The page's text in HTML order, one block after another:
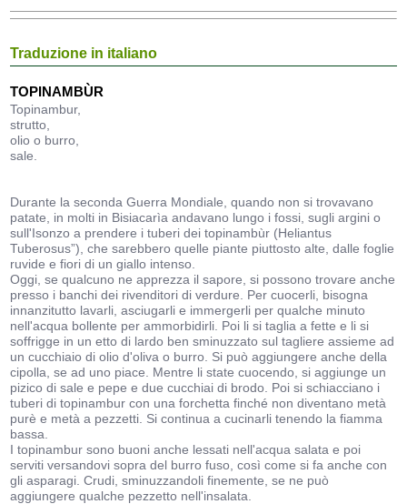
Traduzione in italiano
TOPINAMBÙR
Topinambur,
strutto,
olio o burro,
sale.
Durante la seconda Guerra Mondiale, quando non si trovavano
patate, in molti in Bisiacarìa andavano lungo i fossi, sugli argini o
sull'Isonzo a prendere i tuberi dei topinambùr (Heliantus
Tuberosus”), che sarebbero quelle piante piuttosto alte, dalle foglie
ruvide e fiori di un giallo intenso.
Oggi, se qualcuno ne apprezza il sapore, si possono trovare anche
presso i banchi dei rivenditori di verdure. Per cuocerli, bisogna
innanzitutto lavarli, asciugarli e immergerli per qualche minuto
nell'acqua bollente per ammorbidirli. Poi li si taglia a fette e li si
soffrigge in un etto di lardo ben sminuzzato sul tagliere assieme ad
un cucchiaio di olio d'oliva o burro. Si può aggiungere anche della
cipolla, se ad uno piace. Mentre li state cuocendo, si aggiunge un
pizico di sale e pepe e due cucchiai di brodo. Poi si schiacciano i
tuberi di topinambur con una forchetta finché non diventano metà
purè e metà a pezzetti. Si continua a cucinarli tenendo la fiamma
bassa.
I topinambur sono buoni anche lessati nell'acqua salata e poi
serviti versandovi sopra del burro fuso, così come si fa anche con
gli asparagi. Crudi, sminuzzandoli finemente, se ne può
aggiungere qualche pezzetto nell'insalata.